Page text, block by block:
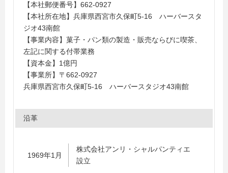
【本社郵便番号】662-0927
【本社所在地】兵庫県西宮市久保町5-16 ハーバースタ
ジオ43南館
【事業内容】菓子・パン類の製造・販売ならびに喫茶、
左記に関する付帯業務
【資本金】1億円
【事業所】〒662-0927
兵庫県西宮市久保町5-16 ハーバースタジオ43南館
沿革
1969年1月
株式会社アンリ・シャルパンティエ
設立